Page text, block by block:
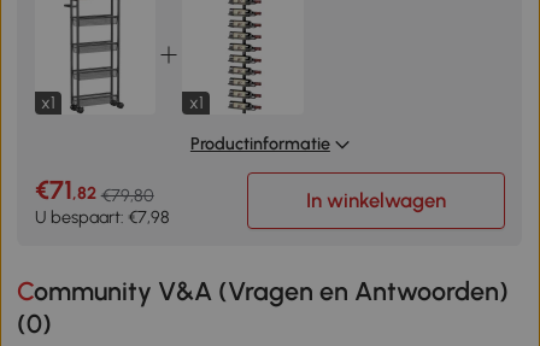
x1
x1
Productinformatie
€71,82 €79,80
U bespaart: €7,98
In winkelwagen
Community V&A (Vragen en Antwoorden)
(0)